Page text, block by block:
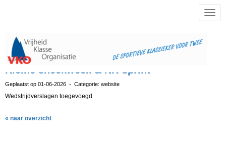
Kleine sneekweek & NK-sprint
Geplaatst op 01-06-2026 - Categorie: website
Wedstrijdverslagen toegevoegd
« naar overzicht